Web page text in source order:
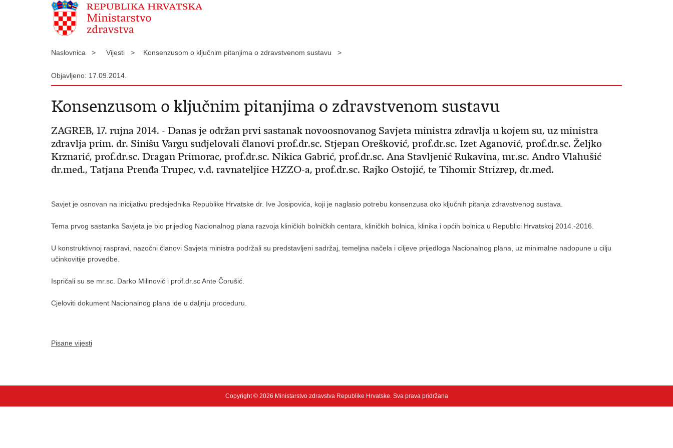
Naslovnica > Vijesti > Konsenzusom o ključnim pitanjima o zdravstvenom sustavu >
Objavljeno: 17.09.2014.
Konsenzusom o ključnim pitanjima o zdravstvenom sustavu
ZAGREB, 17. rujna 2014. - Danas je održan prvi sastanak novoosnovanog Savjeta ministra zdravlja u kojem su, uz ministra
zdravlja prim. dr. Sinišu Vargu sudjelovali članovi prof.dr.sc. Stjepan Orešković, prof.dr.sc. Izet Aganović, prof.dr.sc. Željko
Krznarić, prof.dr.sc. Dragan Primorac, prof.dr.sc. Nikica Gabrić, prof.dr.sc. Ana Stavljenić Rukavina, mr.sc. Andro Vlahušić
dr.med., Tatjana Prenđa Trupec, v.d. ravnateljice HZZO-a, prof.dr.sc. Rajko Ostojić, te Tihomir Strizrep, dr.med.
Savjet je osnovan na inicijativu predsjednika Republike Hrvatske dr. Ive Josipovića, koji je naglasio potrebu konsenzusa oko ključnih pitanja zdravstvenog sustava.
Tema prvog sastanka Savjeta je bio prijedlog Nacionalnog plana razvoja kliničkih bolničkih centara, kliničkih bolnica, klinika i općih bolnica u Republici Hrvatskoj 2014.-2016.
U konstruktivnoj raspravi, nazočni članovi Savjeta ministra podržali su predstavljeni sadržaj, temeljna načela i ciljeve prijedloga Nacionalnog plana, uz minimalne nadopune u cilju
učinkovitije provedbe.
Ispričali su se mr.sc. Darko Milinović i prof.dr.sc Ante Čorušić.
Cjeloviti dokument Nacionalnog plana ide u daljnju proceduru.
Pisane vijesti
Copyright © 2026 Ministarstvo zdravstva Republike Hrvatske. Sva prava pridržana